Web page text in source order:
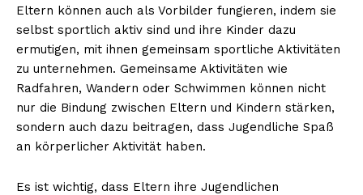
Eltern können auch als Vorbilder fungieren, indem sie
selbst sportlich aktiv sind und ihre Kinder dazu
ermutigen, mit ihnen gemeinsam sportliche Aktivitäten
zu unternehmen. Gemeinsame Aktivitäten wie
Radfahren, Wandern oder Schwimmen können nicht
nur die Bindung zwischen Eltern und Kindern stärken,
sondern auch dazu beitragen, dass Jugendliche Spaß
an körperlicher Aktivität haben.
Es ist wichtig, dass Eltern ihre Jugendlichen